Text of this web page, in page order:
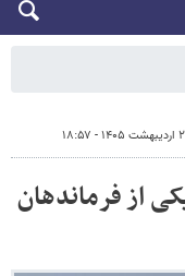
- ۱۸:۵۷
از فرماندهان